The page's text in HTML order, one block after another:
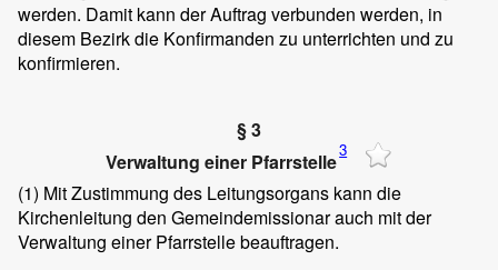
werden. Damit kann der Auftrag verbunden werden, in
diesem Bezirk die Konfirmanden zu unterrichten und zu
konfirmieren.
§ 3
Verwaltung einer Pfarrstelle3
(1) Mit Zustimmung des Leitungsorgans kann die
Kirchenleitung den Gemeindemissionar auch mit der
Verwaltung einer Pfarrstelle beauftragen.